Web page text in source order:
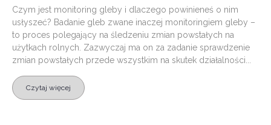
Czym jest monitoring gleby i dlaczego powinieneś o nim
usłyszeć? Badanie gleb zwane inaczej monitoringiem gleby –
to proces polegający na śledzeniu zmian powstałych na
użytkach rolnych. Zazwyczaj ma on za zadanie sprawdzenie
zmian powstałych przede wszystkim na skutek działalności...
Czytaj więcej